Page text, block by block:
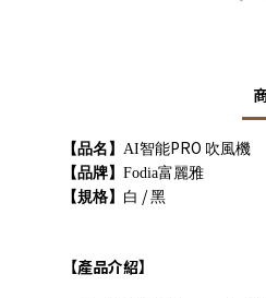
【品名】 AI智能PRO 吹風機
【品牌】 Fodia富麗雅
【規格】 白 /黑
【產品介紹】